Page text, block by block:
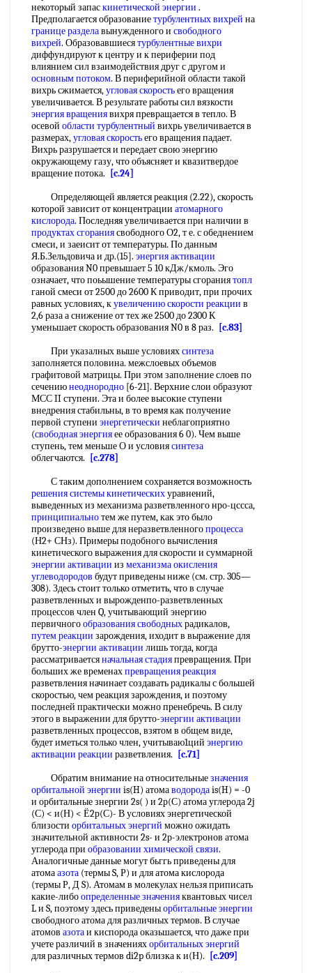
некоторый запаскинетической энергии .
Предполагается образованиетурбулентных вихрей на
границе разделавынужденного и свободного
вихрей. Образовавшиесятурбулентные вихри
диффундируют к центру и к периферии под
влиянием сил взаимодействия друг с другом и
основным потоком. В периферийной области такой
вихрь сжимается,угловая скоростьего вращения
увеличивается. В результате работы сил вязкости
энергия вращениявихря превращается в тепло. В
осевой области турбулентный вихрь увеличивается в
размерах,угловая скоростьего вращения падает.
Вихрь разрушается и передает свою энергию
окружающему газу, что объясняет и квазитвердое
вращение потока.
[c.24]
Определяющей является реакция (2.22), скорость
которой зависит от концентрации атомарного
кислорода. Последняя увеличивается при наличии в
продуктах сгораниясвободного О2, т е. с обеднением
смеси, и заеисит от температуры. По данным
Я.Б.Зельдовича и др.(15]. энергия активации
образования N0 превышает 5 10 кДж/кмоль. Эго
означает, что поьышение температуры сгораниятопл
ганой смеси от 2500 до 2600 К приводит, при прочих
равных условиях, кувеличению скорости реакции в
2,6 раза а снижение от тех же 2500 до 2300 К
уменьшает скорость образования N0 в 8 раз.
[c.83]
При указалных выше условияхсинтеза
заполняется половина. межслоевых объемов
графитовой матрицы. При этом заполнение слоев по
сечениюнеоднородно [6-21]. Верхние слои образуют
МСС II ступени. Эта и более высокие ступени
внедрения стабильны, в то время как получение
первой ступени энергетически неблагоприятно
(свободная энергияее образования 6 0). Чем выше
ступень, тем меньше О и условиясинтеза
облегчаются.
[c.278]
С таким дополнением сохраняется возможность
решениясистемы кинетическихуравнений,
выведенных из механизма разветвленного нро-цссса,
принципиальнотем же путем, как это было
произведено выше для неразветвленногопроцесса
(Н2+ СНз). Примеры подобного вычисления
кинетического выражения для скорости и суммарной
энергии активации из механизма окисления
углеводородов будут приведены ниже (см. стр. 305—
308). Здесь стоит только отметить, что в случае
разветвленных и вырожденпо-разветвленных
процессов член Q, учитывающий энергию
первичногообразования свободныхрадикалов,
путем реакции зарождения, иходит в выражение для
брутто-энергии активации лишь тогда, когда
рассматриваетсяначальная стадияпревращения. При
больших же временахпревращения реакция
разветвления начинает создавать радикалы с большей
скоростью, чем реакция зарождения, и поэтому
последней практически можно пренебречь. В силу
этого в выражении для брутто-энергии активации
разветвленных процессов, взятом в общем виде,
будет иметься только член, учитываю1ций энергию
активации реакции разветвления.
[c.71]
Обратим внимание на относительныезначения
орбитальной энергии is(H) атомаводородаis(H) = -0
и орбитальные знергии 2s( ) и 2р(С) атома углерода 2j
(С) < и(Н) < Ё2р(С)- В условиях энергетической
близости орбитальных энергий можно ожидать
значительной активности 2s- и 2р-электронов атома
углерода при образовании химической связи.
Аналогичные данные могут бьггь приведены для
атомаазота (термы S, Р) и для атома кислорода
(термы Р, Д S). Атомам в молекулах нельзя приписать
какие-либоопределенные значенияквантовых чисел
L и S, поэтому здесь приведеныорбитальные энергии
свободного атома для различных термов. В случае
атомов азотаи киспорода оказьшается, что даже при
учете различий в значенияхорбитальных энергий
для различных термов di2p близка к и(Н).
[c.209]